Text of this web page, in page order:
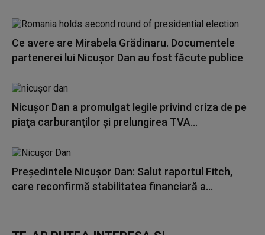
Ce avere are Mirabela Grădinaru. Documentele
partenerei lui Nicușor Dan au fost făcute publice
Nicuşor Dan a promulgat legile privind criza de pe
piaţa carburanţilor şi prelungirea TVA...
Preşedintele Nicuşor Dan: Salut raportul Fitch,
care reconfirmă stabilitatea financiară a...